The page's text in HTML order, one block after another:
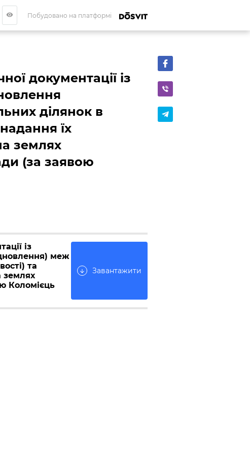
visibility Побудовано на платформі
документації із
ділянок в
їх
землях
(за заявою
із
меж
та
землях
Коломієць
arrow_downward Завантажити